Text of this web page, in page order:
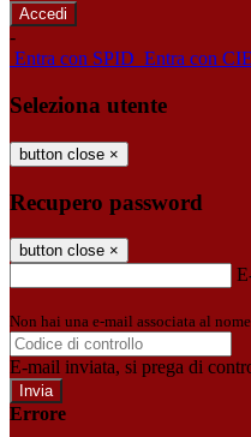
-
Entra con SPID Entra con CIE
Seleziona utente
button close ×
Recupero password
button close ×
Non hai una e-mail associata al
E-mail inviata, si prega di
Errore